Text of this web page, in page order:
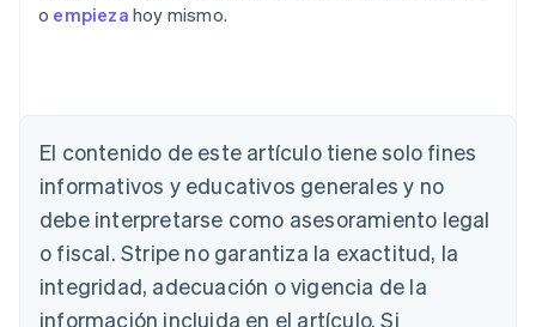
o empieza hoy mismo.
El contenido de este artículo tiene solo fines
informativos y educativos generales y no
debe interpretarse como asesoramiento legal
o fiscal. Stripe no garantiza la exactitud, la
integridad, adecuación o vigencia de la
información incluida en el artículo. Si
Australia
Austria
DeutschEnglish
Bélgica
Nederlands Français Deutsch English
Brasil
Português English
Bulgaria